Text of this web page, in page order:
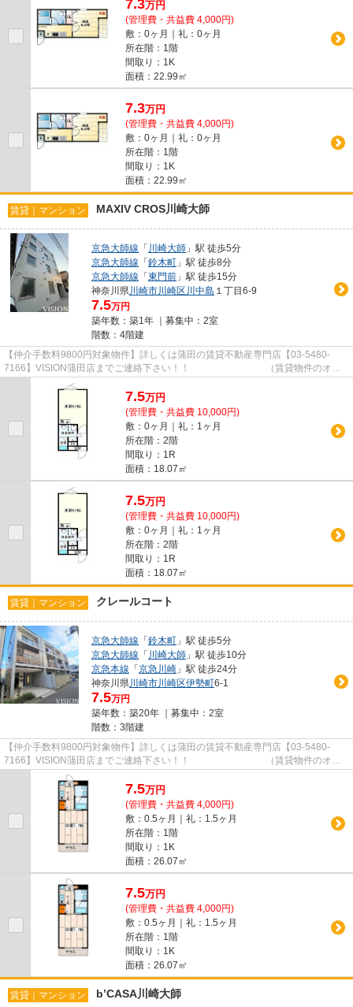
7.3万円
(管理費・共益費 4,000円)
敷：0ヶ月｜礼：0ヶ月
所在階：1階
間取り：1K
面積：22.99㎡
7.3万円
(管理費・共益費 4,000円)
敷：0ヶ月｜礼：0ヶ月
所在階：1階
間取り：1K
面積：22.99㎡
賃貸｜マンション MAXIV CROS川崎大師
京急大師線 「 川崎大師 」駅 徒歩5分
京急大師線 「鈴木町 」駅 徒歩8分
京急大師線 「東門前 」駅 徒歩15分
神奈川県川崎市川崎区川中島 １丁目6-9
7.5万円
築年数：築1年 ｜募集中： 2室
階数：4階建
【仲介手数料9800円対象物件】詳しくは蒲田の賃貸不動産専門店【03-5480-
7166】VISION蒲田店までご連絡下さい！！ （賃貸物件のオス
スメポイント）キャンペーン オート...
7.5万円
(管理費・共益費 10,000円)
敷：0ヶ月｜礼：1ヶ月
所在階：2階
間取り：1R
面積：18.07㎡
7.5万円
(管理費・共益費 10,000円)
敷：0ヶ月｜礼：1ヶ月
所在階：2階
間取り：1R
面積：18.07㎡
賃貸｜マンション クレールコート
京急大師線 「鈴木町 」駅 徒歩5分
京急大師線 「 川崎大師 」駅 徒歩10分
京急本線 「京急川崎 」駅 徒歩24分
神奈川県川崎市川崎区伊勢町6-1
7.5万円
築年数：築20年 ｜募集中： 2室
階数：3階建
【仲介手数料9800円対象物件】詳しくは蒲田の賃貸不動産専門店【03-5480-
7166】VISION蒲田店までご連絡下さい！！ （賃貸物件のオス
スメポイント） 洗面所独立 浴室乾...
7.5万円
(管理費・共益費 4,000円)
敷：0.5ヶ月｜礼：1.5ヶ月
所在階：1階
間取り：1K
面積：26.07㎡
7.5万円
(管理費・共益費 4,000円)
敷：0.5ヶ月｜礼：1.5ヶ月
所在階：1階
間取り：1K
面積：26.07㎡
賃貸｜マンション b’CASA川崎大師